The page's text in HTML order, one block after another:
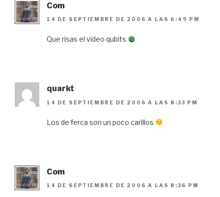
Com
14 DE SEPTIEMBRE DE 2006 A LAS 6:49 PM
Que risas el video qubits
quarkt
14 DE SEPTIEMBRE DE 2006 A LAS 8:33 PM
Los de ferca son un poco carillos
Com
14 DE SEPTIEMBRE DE 2006 A LAS 8:36 PM